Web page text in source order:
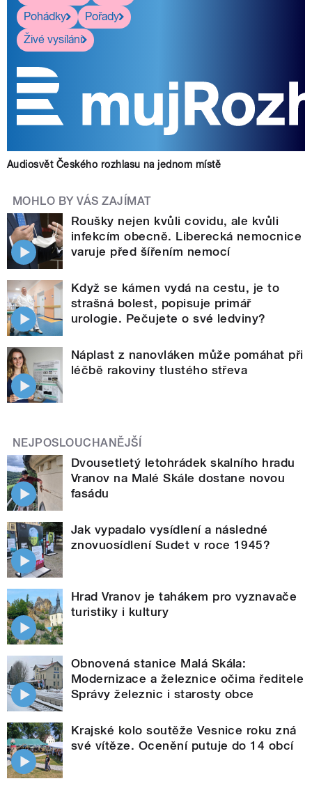
Pohádky
Pořady
Živé vysílání
Audiosvět Českého rozhlasu na jednom místě
MOHLO BY VÁS ZAJÍMAT
Roušky nejen kvůli covidu, ale kvůli
infekcím obecně. Liberecká nemocnice
varuje před šířením nemocí
Když se kámen vydá na cestu, je to
strašná bolest, popisuje primář
urologie. Pečujete o své ledviny?
Náplast z nanovláken může pomáhat při
léčbě rakoviny tlustého střeva
NEJPOSLOUCHANĚJŠÍ
Dvousetletý letohrádek skalního hradu
Vranov na Malé Skále dostane novou
fasádu
Jak vypadalo vysídlení a následné
znovuosídlení Sudet v roce 1945?
Hrad Vranov je tahákem pro vyznavače
turistiky i kultury
Obnovená stanice Malá Skála:
Modernizace a železnice očima ředitele
Správy železnic i starosty obce
Krajské kolo soutěže Vesnice roku zná
své vítěze. Ocenění putuje do 14 obcí